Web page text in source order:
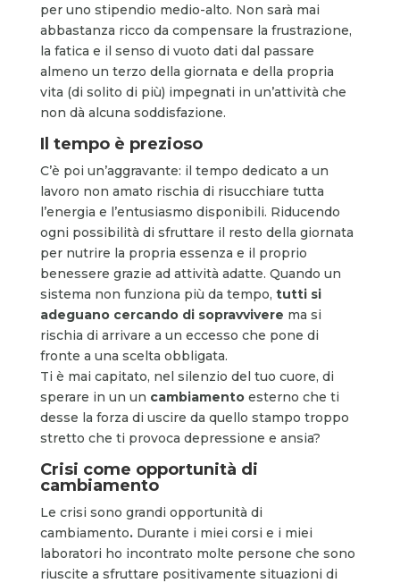
per uno stipendio medio-alto. Non sarà mai
abbastanza ricco da compensare la frustrazione,
la fatica e il senso di vuoto dati dal passare
almeno un terzo della giornata e della propria
vita (di solito di più) impegnati in un’attività che
non dà alcuna soddisfazione.
Il tempo è prezioso
C’è poi un’aggravante: il tempo dedicato a un
lavoro non amato rischia di risucchiare tutta
l’energia e l’entusiasmo disponibili. Riducendo
ogni possibilità di sfruttare il resto della giornata
per nutrire la propria essenza e il proprio
benessere grazie ad attività adatte. Quando un
sistema non funziona più da tempo, tutti si
adeguano cercando di sopravvivere ma si
rischia di arrivare a un eccesso che pone di
fronte a una scelta obbligata.
Ti è mai capitato, nel silenzio del tuo cuore, di
sperare in un un cambiamento esterno che ti
desse la forza di uscire da quello stampo troppo
stretto che ti provoca depressione e ansia?
Crisi come opportunità di
cambiamento
Le crisi sono grandi opportunità di
cambiamento. Durante i miei corsi e i miei
laboratori ho incontrato molte persone che sono
riuscite a sfruttare positivamente situazioni di